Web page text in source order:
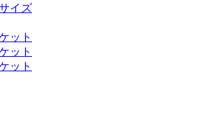
イズ
ット
ット
ット